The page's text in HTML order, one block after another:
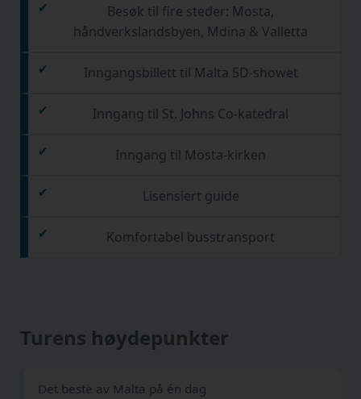
Besøk til fire steder: Mosta,
håndverkslandsbyen, Mdina & Valletta
Inngangsbillett til Malta 5D-showet
Inngang til St. Johns Co-katedral
Inngang til Mosta-kirken
Lisensiert guide
Komfortabel busstransport
Turens høydepunkter
Det beste av Malta på én dag